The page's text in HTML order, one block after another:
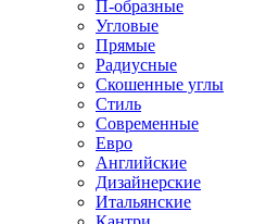
П-образные
Угловые
Прямые
Радиусные
Скошенные углы
Стиль
Современные
Евро
Английские
Дизайнерские
Итальянские